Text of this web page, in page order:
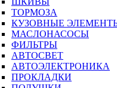
ТОРМОЗА
КУЗОВНЫЕ
МАСЛОНАСОСЫ
ФИЛЬТРЫ
АВТОСВЕТ
АВТОЭЛЕКТРОНИКА
ПРОКЛАДКИ